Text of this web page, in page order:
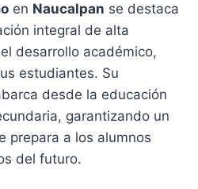
en Naucalpan se destaca
integral de alta
desarrollo académico,
estudiantes. Su
desde la educación
garantizando un
prepara a los alumnos
del futuro.